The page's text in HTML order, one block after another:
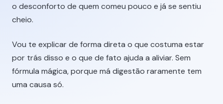
o desconforto de quem comeu pouco e já se sentiu
cheio.
Vou te explicar de forma direta o que costuma estar
por trás disso e o que de fato ajuda a aliviar. Sem
fórmula mágica, porque má digestão raramente tem
uma causa só.